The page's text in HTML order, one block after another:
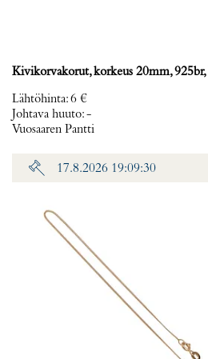
Kivikorvakorut, korkeus 20mm, 925br,
Lähtöhinta:6 €
Johtava huuto:-
Vuosaaren Pantti
17.8.2026 19:09:30